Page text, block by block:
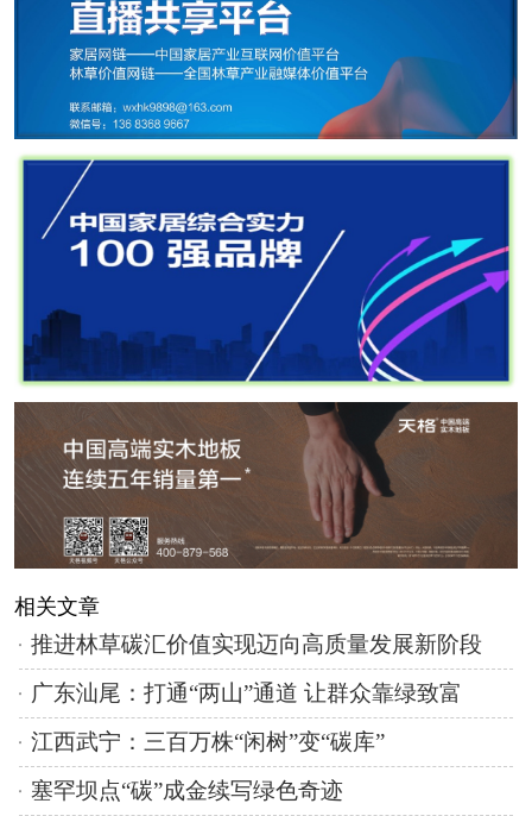
相关文章
推进林草碳汇价值实现迈向高质量发展新阶段
广东汕尾：打通“两山”通道 让群众靠绿致富
江西武宁：三百万株“闲树”变“碳库”
塞罕坝点“碳”成金续写绿色奇迹